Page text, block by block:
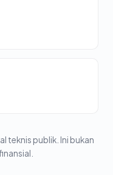
teknis publik. Ini bukan